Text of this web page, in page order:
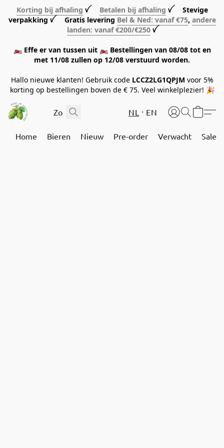
Korting bij afhaling ꪜ Betalen bij afhaling ꪜ Stevige
verpakking ꪜ Gratis levering Bel & Ned: vanaf €75, andere
landen: vanaf €200/€250 ꪜ
🏍️ Effe er van tussen uit 🏍️ Bestellingen van 08/08 tot en
met 11/08 zullen op 12/08 verstuurd worden.
Hallo nieuwe klanten! Gebruik code LCCZ2LG1QPJM voor 5%
korting op bestellingen boven de € 75. Veel winkelplezier! 🎉
NL EN
Home Bieren Nieuw Pre-order Verwacht Sale